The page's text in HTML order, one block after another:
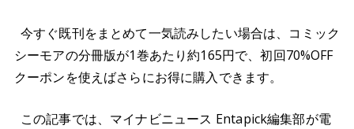
今すぐ既刊をまとめて一気読みしたい場合は、コミック
シーモアの分冊版が1巻あたり約165円で、初回70%OFF
クーポンを使えばさらにお得に購入できます。
この記事では、マイナビニュース Entapick編集部が電